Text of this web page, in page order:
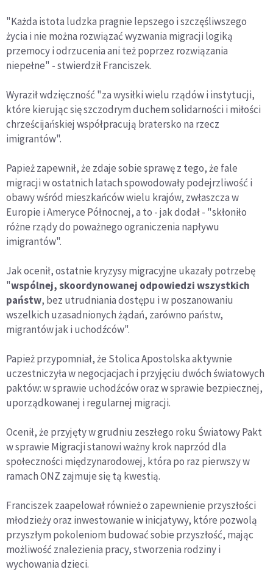
"Każda istota ludzka pragnie lepszego i szczęśliwszego
życia i nie można rozwiązać wyzwania migracji logiką
przemocy i odrzucenia ani też poprzez rozwiązania
niepełne" - stwierdził Franciszek.
Wyraził wdzięczność "za wysiłki wielu rządów i instytucji,
które kierując się szczodrym duchem solidarności i miłości
chrześcijańskiej współpracują bratersko na rzecz
imigrantów".
Papież zapewnił, że zdaje sobie sprawę z tego, że fale
migracji w ostatnich latach spowodowały podejrzliwość i
obawy wśród mieszkańców wielu krajów, zwłaszcza w
Europie i Ameryce Północnej, a to - jak dodał - "skłoniło
różne rządy do poważnego ograniczenia napływu
imigrantów".
Jak ocenił, ostatnie kryzysy migracyjne ukazały potrzebę
"wspólnej, skoordynowanej odpowiedzi wszystkich
państw, bez utrudniania dostępu i w poszanowaniu
wszelkich uzasadnionych żądań, zarówno państw,
migrantów jak i uchodźców".
Papież przypomniał, że Stolica Apostolska aktywnie
uczestniczyła w negocjacjach i przyjęciu dwóch światowych
paktów: w sprawie uchodźców oraz w sprawie bezpiecznej,
uporządkowanej i regularnej migracji.
Ocenił, że przyjęty w grudniu zeszłego roku Światowy Pakt
w sprawie Migracji stanowi ważny krok naprzód dla
społeczności międzynarodowej, która po raz pierwszy w
ramach ONZ zajmuje się tą kwestią.
Franciszek zaapelował również o zapewnienie przyszłości
młodzieży oraz inwestowanie w inicjatywy, które pozwolą
przyszłym pokoleniom budować sobie przyszłość, mając
możliwość znalezienia pracy, stworzenia rodziny i
wychowania dzieci.